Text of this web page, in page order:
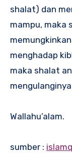
shalat) dan
mampu, maka
menghadap
maka shalat
Wallahu’alam.
sumber :